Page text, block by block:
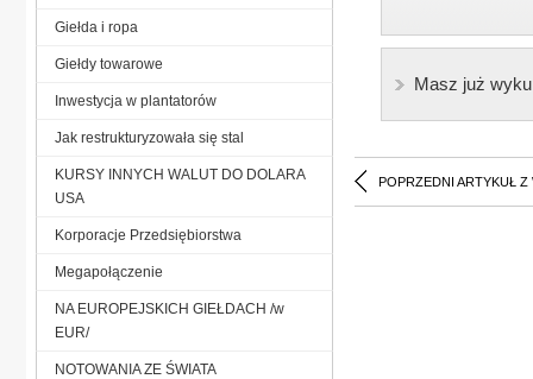
Masz już
POPRZEDNI ARTYKUŁ Z
Giełda i ropa
Giełdy towarowe
Inwestycja w plantatorów
Jak restrukturyzowała się stal
KURSY INNYCH WALUT DO DOLARA
USA
Korporacje Przedsiębiorstwa
Megapołączenie
NA EUROPEJSKICH GIEŁDACH /w
EUR/
NOTOWANIA ZE ŚWIATA